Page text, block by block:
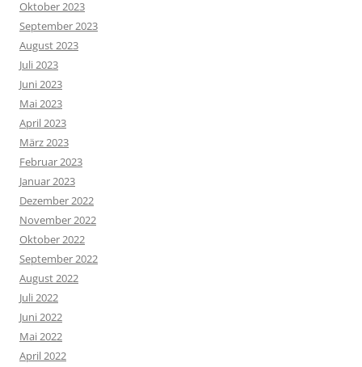
Oktober 2023
September 2023
August 2023
Juli 2023
Juni 2023
Mai 2023
April 2023
März 2023
Februar 2023
Januar 2023
Dezember 2022
November 2022
Oktober 2022
September 2022
August 2022
Juli 2022
Juni 2022
Mai 2022
April 2022